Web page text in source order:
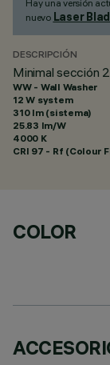
Hay una versión
nuevo Laser
DESCRIPCIÓN
Minimal sección
WW - Wall Washer
12 W system
310 lm (sistema)
25.83 lm/W
4000 K
CRI 97 - Rf (Colour
COLOR